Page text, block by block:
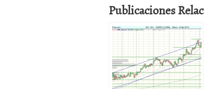
Publicaciones